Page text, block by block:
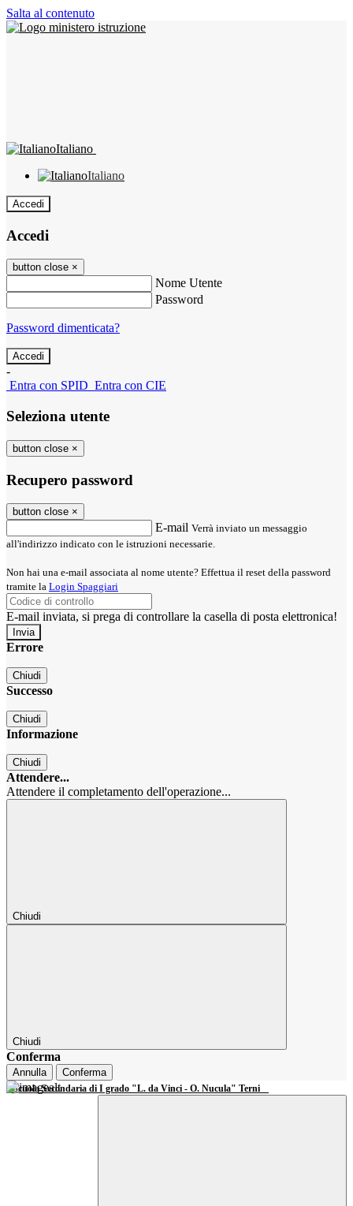
Salta al contenuto
Italiano
Italiano
Accedi
Accedi
button close ×
Nome Utente
Password
Password dimenticata?
-
Entra con SPID Entra con CIE
Seleziona utente
button close ×
Recupero password
button close ×
E-mail Verrà inviato un messaggio
all'indirizzo indicato con le istruzioni necessarie.
Non hai una e-mail associata al nome utente? Effettua il reset della password
tramite la Login Spaggiari
E-mail inviata, si prega di controllare la casella di posta elettronica!
Errore
Chiudi
Successo
Chiudi
Informazione
Chiudi
Attendere...
Attendere il completamento dell'operazione...
Chiudi
Chiudi
Conferma
Annulla Conferma
Scuola Secondaria di I grado "L. da Vinci - O. Nucula" Terni